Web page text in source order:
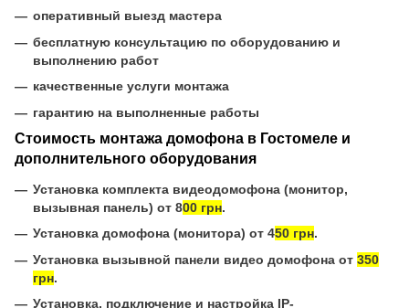
оперативный выезд мастера
бесплатную консультацию по оборудованию и
выполнению работ
качественные услуги монтажа
гарантию на выполненные работы
Стоимость монтажа домофона в Гостомеле и
дополнительного оборудования
Установка комплекта видеодомофона (монитор,
вызывная панель) от 800 грн.
Установка домофона (монитора) от 450 грн.
Установка вызывной панели видео домофона от 350
грн.
Установка, подключение и настройка IP-